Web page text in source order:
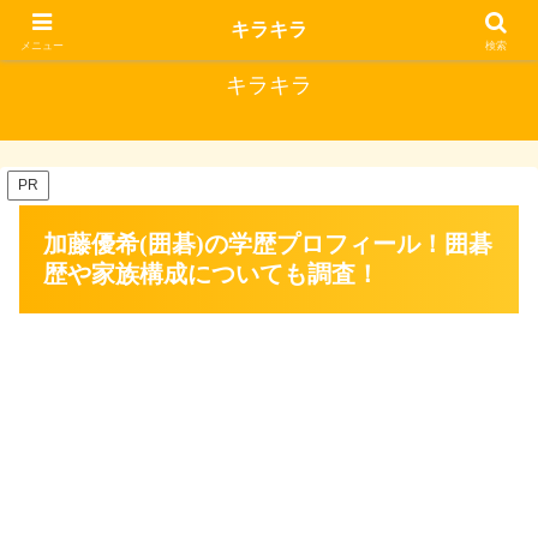
キラキラな毎日にはいいことがある
キラキラ
PR
加藤優希(囲碁)の学歴プロフィール！囲碁
歴や家族構成についても調査！
メニュー
キラキラ
検索